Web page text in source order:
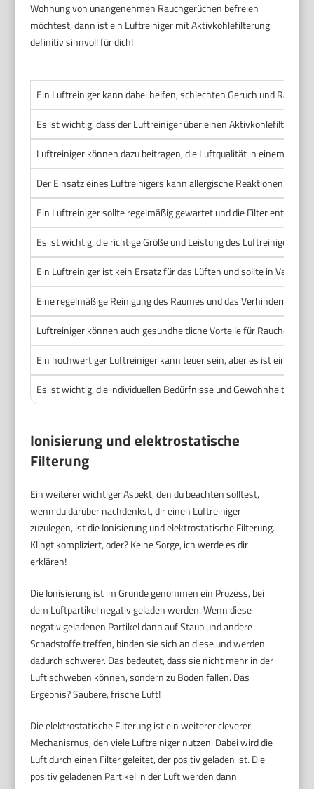
Wohnung von unangenehmen Rauchgerüchen befreien
möchtest, dann ist ein Luftreiniger mit Aktivkohlefilterung
definitiv sinnvoll für dich!
Ein Luftreiniger kann dabei helfen, schlechten Geruch und
Es ist wichtig, dass der Luftreiniger über einen Aktivkohlefilter
Luftreiniger können dazu beitragen, die Luftqualität in einem
Der Einsatz eines Luftreinigers kann allergische Reaktionen bei
Ein Luftreiniger sollte regelmäßig gewartet und die Filter
Es ist wichtig, die richtige Größe und Leistung des Luftreinigers
Ein Luftreiniger ist kein Ersatz für das Lüften und sollte in
Eine regelmäßige Reinigung des Raumes und das Verhindern
Luftreiniger können auch gesundheitliche Vorteile für Raucher
Ein hochwertiger Luftreiniger kann teuer sein, aber es ist eine
Es ist wichtig, die individuellen Bedürfnisse und Gewohnheiten
Ionisierung und elektrostatische
Filterung
Ein weiterer wichtiger Aspekt, den du beachten solltest,
wenn du darüber nachdenkst, dir einen Luftreiniger
zuzulegen, ist die Ionisierung und elektrostatische Filterung.
Klingt kompliziert, oder? Keine Sorge, ich werde es dir
erklären!
Die Ionisierung ist im Grunde genommen ein Prozess, bei
dem Luftpartikel negativ geladen werden. Wenn diese
negativ geladenen Partikel dann auf Staub und andere
Schadstoffe treffen, binden sie sich an diese und werden
dadurch schwerer. Das bedeutet, dass sie nicht mehr in der
Luft schweben können, sondern zu Boden fallen. Das
Ergebnis? Saubere, frische Luft!
Die elektrostatische Filterung ist ein weiterer cleverer
Mechanismus, den viele Luftreiniger nutzen. Dabei wird die
Luft durch einen Filter geleitet, der positiv geladen ist. Die
positiv geladenen Partikel in der Luft werden dann